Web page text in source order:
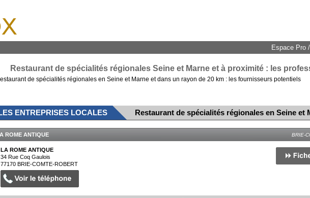
Espace Pro
Restaurant de spécialités régionales Seine et Marne et à proximité : les
de spécialités régionales en Seine et Marne et dans un rayon de 20 km : les fournisseurs potentiels
ENTREPRISES LOCALES Restaurant de spécialités régionales en Seine et
ROME ANTIQUE BRIE-
LA ROME ANTIQUE
34 Rue Coq Gaulois
77170BRIE-COMTE-ROBERT